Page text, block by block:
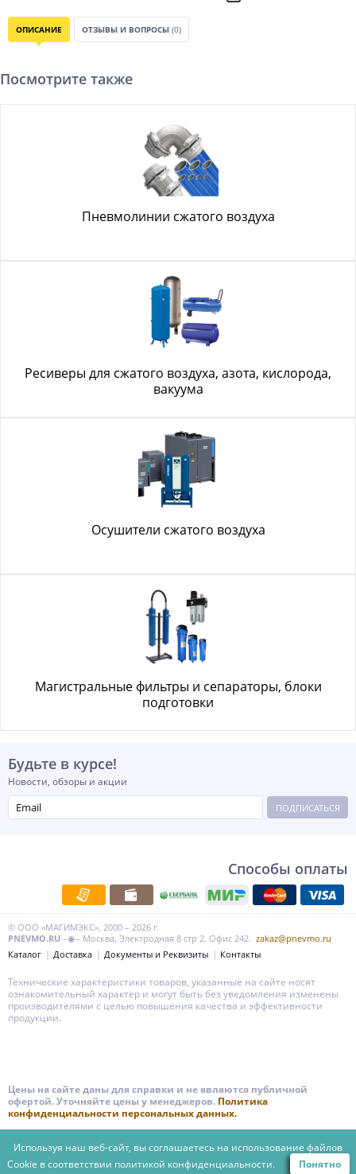
ОПИСАНИЕ ОТЗЫВЫ И ВОПРОСЫ (0)
Посмотрите также
Пневмолинии сжатого воздуха
Ресиверы для сжатого воздуха, азота, кислорода,
вакуума
Осушители сжатого воздуха
Магистральные фильтры и сепараторы, блоки
подготовки
Будьте в курсе!
Новости, обзоры и акции
ПОДПИСАТЬСЯ
Способы оплаты
© ООО «МАГИМЭКС», 2000 – 2026 г.
PNEVMO.RU –◉– Москва, Электродная 8 стр 2. Офис 242. zakaz@pnevmo.ru
Каталог
Доставка Документы и Реквизиты Контакты
Технические характеристики товаров, указанные на сайте носят
ознакомительный характер и могут быть без уведомления изменены
производителями с целью повышения качества и эффективности
продукции.
Цены на сайте даны для справки и не являются публичной
офертой. Уточняйте цены у менеджеров. Политика
конфиденциальности персональных данных.
Используя наш веб-сайт, вы соглашаетесь на использование файлов
Cookie в соответствии политикой конфиденциальности. Понятно